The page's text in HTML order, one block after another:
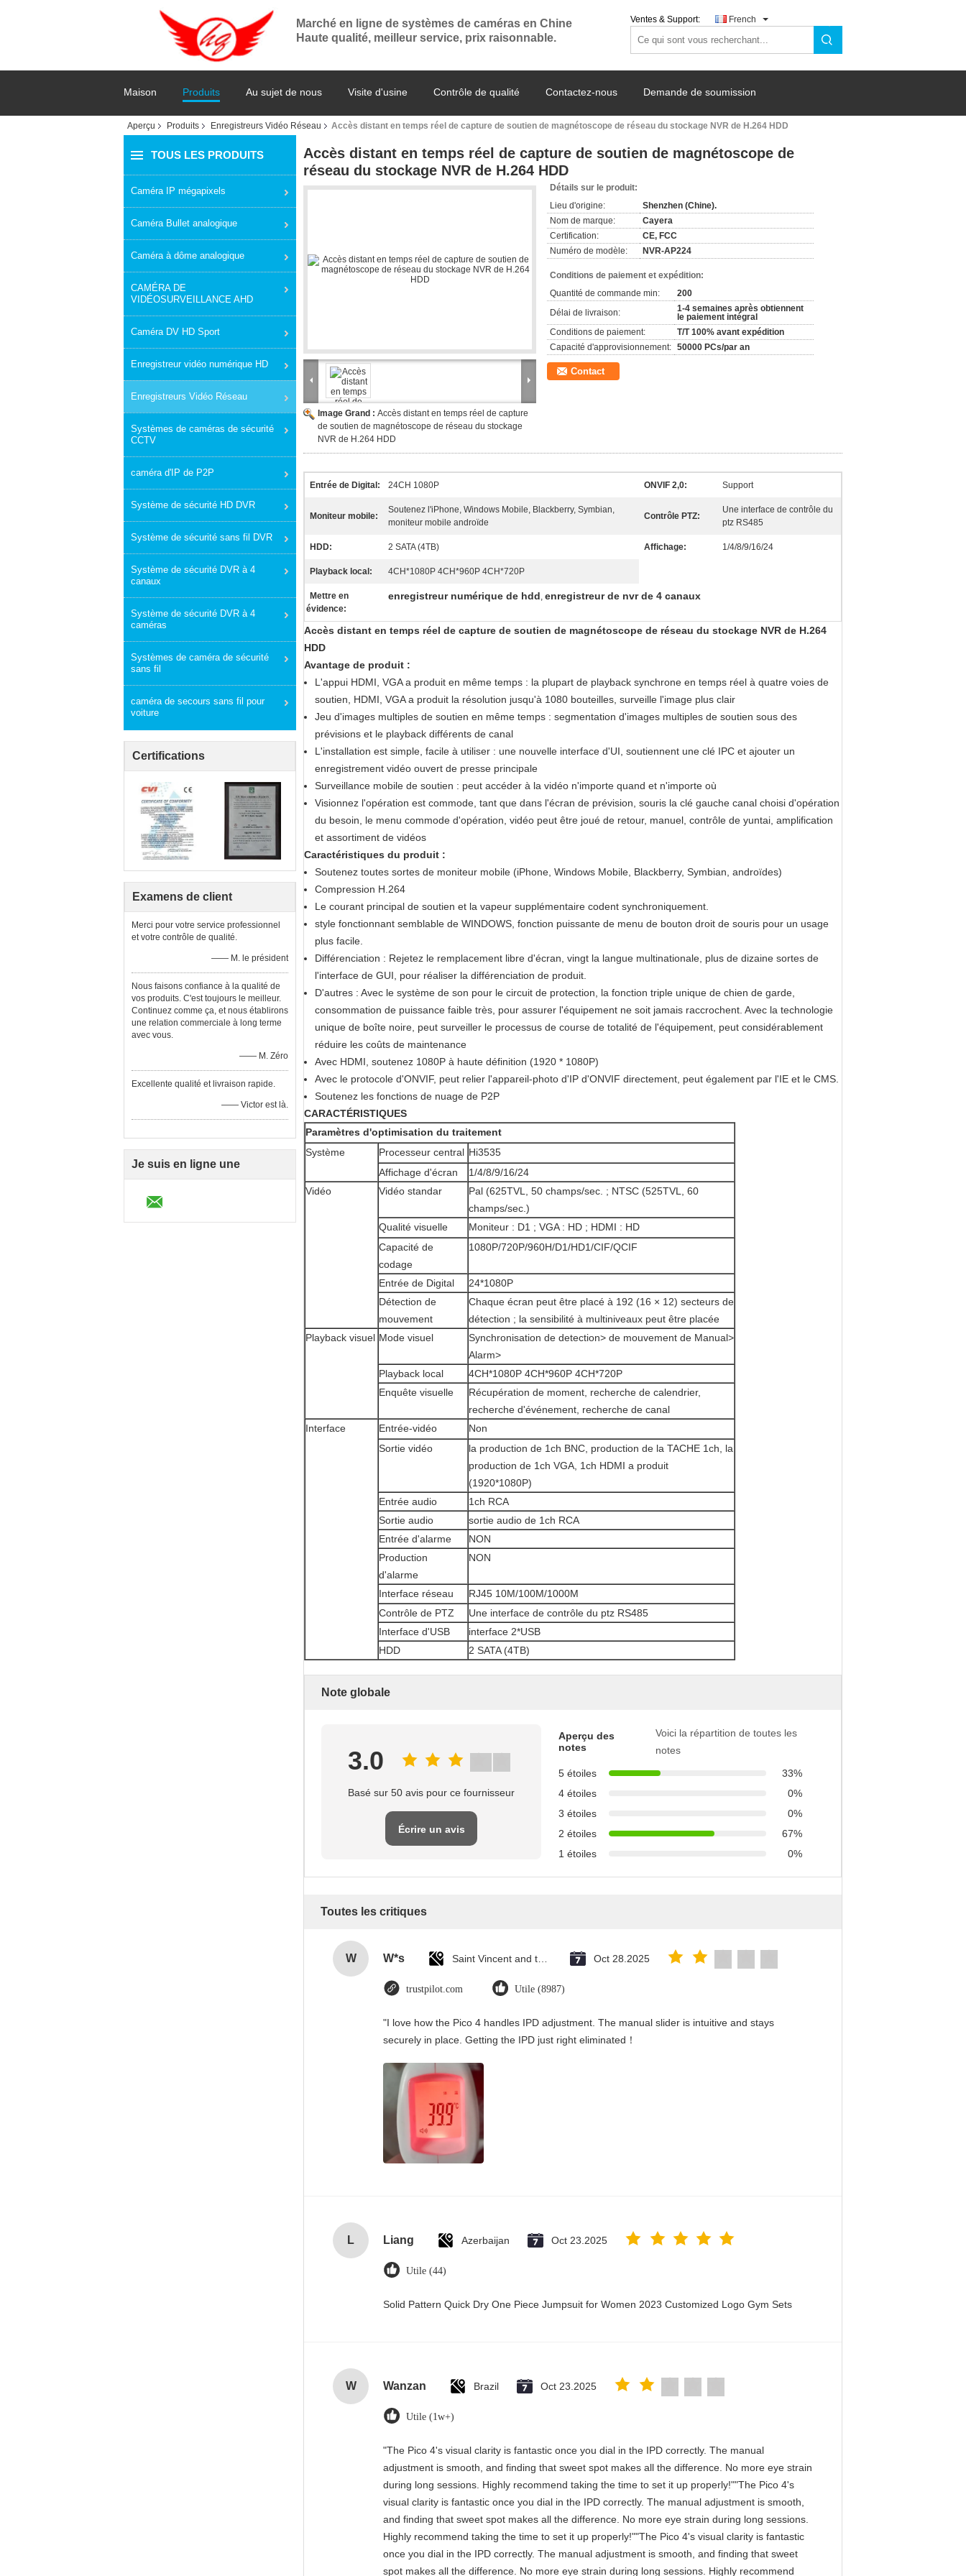
Marché en ligne de systèmes de caméras en Chine
Haute qualité, meilleur service, prix raisonnable.
Ventes & Support: French
Maison Produits Au sujet de nous Visite d'usine Contrôle de qualité Contactez-nous Demande de soumission
Aperçu Produits Enregistreurs Vidéo Réseau Accès distant en temps réel de capture de soutien de magnétoscope de réseau du stockage NVR de H.264 HDD
TOUS LES PRODUITS
Caméra IP mégapixels
Caméra Bullet analogique
Caméra à dôme analogique
CAMÉRA DE
VIDÉOSURVEILLANCE AHD
Caméra DV HD Sport
Enregistreur vidéo numérique HD
Enregistreurs Vidéo Réseau
Systèmes de caméras de sécurité
CCTV
caméra d'IP de P2P
Système de sécurité HD DVR
Système de sécurité sans fil DVR
Système de sécurité DVR à 4
canaux
Système de sécurité DVR à 4
caméras
Systèmes de caméra de sécurité
sans fil
caméra de secours sans fil pour
voiture
Certifications
Examens de client
Merci pour votre service professionnel
et votre contrôle de qualité.
—— M. le président
Nous faisons confiance à la qualité de
vos produits. C'est toujours le meilleur.
Continuez comme ça, et nous établirons
une relation commerciale à long terme
avec vous.
—— M. Zéro
Excellente qualité et livraison rapide.
—— Victor est là.
Je suis en ligne une
Accès distant en temps réel de capture de soutien de magnétoscope de
réseau du stockage NVR de H.264 HDD
Image Grand : Accès distant en temps réel de capture
de soutien de magnétoscope de réseau du stockage
NVR de H.264 HDD
Détails sur le produit:
Lieu d'origine:
Shenzhen (Chine).
Nom de marque:
Cayera
Certification:
CE, FCC
Numéro de modèle:
NVR-AP224
Conditions de paiement et expédition:
Quantité de commande min:
200
Délai de livraison:
1-4 semaines après obtiennent
le paiement intégral
Conditions de paiement:
T/T 100% avant expédition
Capacité d'approvisionnement: 50000 PCs/par an
Contact
Entrée de Digital: 24CH 1080P ONVIF 2,0: Support
Moniteur mobile:
Soutenez l'iPhone, Windows Mobile, Blackberry, Symbian,
moniteur mobile androïde
Contrôle PTZ:
Une interface de contrôle du
ptz RS485
HDD: 2 SATA (4TB) Affichage: 1/4/8/9/16/24
Playback local: 4CH*1080P 4CH*960P 4CH*720P
Mettre en
évidence:
enregistreur numérique de hdd, enregistreur de nvr de 4 canaux
Accès distant en temps réel de capture de soutien de magnétoscope de réseau du stockage NVR de H.264
HDD
Avantage de produit :
L'appui HDMI, VGA a produit en même temps : la plupart de playback synchrone en temps réel à quatre voies de
soutien, HDMI, VGA a produit la résolution jusqu'à 1080 bouteilles, surveille l'image plus clair
Jeu d'images multiples de soutien en même temps : segmentation d'images multiples de soutien sous des
prévisions et le playback différents de canal
L'installation est simple, facile à utiliser : une nouvelle interface d'UI, soutiennent une clé IPC et ajouter un
enregistrement vidéo ouvert de presse principale
Surveillance mobile de soutien : peut accéder à la vidéo n'importe quand et n'importe où
Visionnez l'opération est commode, tant que dans l'écran de prévision, souris la clé gauche canal choisi d'opération
du besoin, le menu commode d'opération, vidéo peut être joué de retour, manuel, contrôle de yuntai, amplification
et assortiment de vidéos
Caractéristiques du produit :
Soutenez toutes sortes de moniteur mobile (iPhone, Windows Mobile, Blackberry, Symbian, androïdes)
Compression H.264
Le courant principal de soutien et la vapeur supplémentaire codent synchroniquement.
style fonctionnant semblable de WINDOWS, fonction puissante de menu de bouton droit de souris pour un usage
plus facile.
Différenciation : Rejetez le remplacement libre d'écran, vingt la langue multinationale, plus de dizaine sortes de
l'interface de GUI, pour réaliser la différenciation de produit.
D'autres : Avec le système de son pour le circuit de protection, la fonction triple unique de chien de garde,
consommation de puissance faible très, pour assurer l'équipement ne soit jamais raccrochent. Avec la technologie
unique de boîte noire, peut surveiller le processus de course de totalité de l'équipement, peut considérablement
réduire les coûts de maintenance
Avec HDMI, soutenez 1080P à haute définition (1920 * 1080P)
Avec le protocole d'ONVIF, peut relier l'appareil-photo d'IP d'ONVIF directement, peut également par l'IE et le CMS.
Soutenez les fonctions de nuage de P2P
CARACTÉRISTIQUES
Paramètres d'optimisation du traitement
Système
Processeur central Hi3535
Affichage d'écran
1/4/8/9/16/24
Vidéo
Vidéo standar
Pal (625TVL, 50 champs/sec. ; NTSC (525TVL, 60
champs/sec.)
Qualité visuelle
Moniteur : D1 ; VGA : HD ; HDMI : HD
Capacité de
codage
1080P/720P/960H/D1/HD1/CIF/QCIF
Entrée de Digital
24*1080P
Détection de
mouvement
Chaque écran peut être placé à 192 (16 × 12) secteurs de
détection ; la sensibilité à multiniveaux peut être placée
Playback visuel Mode visuel
Synchronisation de detection> de mouvement de Manual>
Alarm>
Playback local
4CH*1080P 4CH*960P 4CH*720P
Enquête visuelle
Récupération de moment, recherche de calendrier,
recherche d'événement, recherche de canal
Interface
Entrée-vidéo
Non
Sortie vidéo
la production de 1ch BNC, production de la TACHE 1ch, la
production de 1ch VGA, 1ch HDMI a produit
(1920*1080P)
Entrée audio
1ch RCA
Sortie audio
sortie audio de 1ch RCA
Entrée d'alarme
NON
Production
d'alarme
NON
Interface réseau
RJ45 10M/100M/1000M
Contrôle de PTZ
Une interface de contrôle du ptz RS485
Interface d'USB
interface 2*USB
HDD
2 SATA (4TB)
Note globale
3.0
Basé sur 50 avis pour ce fournisseur
Écrire un avis
Aperçu des
notes
Voici la répartition de toutes les
notes
5 étoiles
33%
4 étoiles
0%
3 étoiles
0%
2 étoiles
67%
1 étoiles
0%
Toutes les critiques
W W*s Saint Vincent and the Grenadines Oct 28.2025
trustpilot.com Utile (8987)
"I love how the Pico 4 handles IPD adjustment. The manual slider is intuitive and stays
securely in place. Getting the IPD just right eliminated！
L Liang Azerbaijan Oct 23.2025
Utile (44)
Solid Pattern Quick Dry One Piece Jumpsuit for Women 2023 Customized Logo Gym Sets
W Wanzan Brazil Oct 23.2025
Utile (1w+)
"The Pico 4's visual clarity is fantastic once you dial in the IPD correctly. The manual
adjustment is smooth, and finding that sweet spot makes all the difference. No more eye strain
during long sessions. Highly recommend taking the time to set it up properly!""The Pico 4's
visual clarity is fantastic once you dial in the IPD correctly. The manual adjustment is smooth,
and finding that sweet spot makes all the difference. No more eye strain during long sessions.
Highly recommend taking the time to set it up properly!""The Pico 4's visual clarity is fantastic
once you dial in the IPD correctly. The manual adjustment is smooth, and finding that sweet
spot makes all the difference. No more eye strain during long sessions. Highly recommend